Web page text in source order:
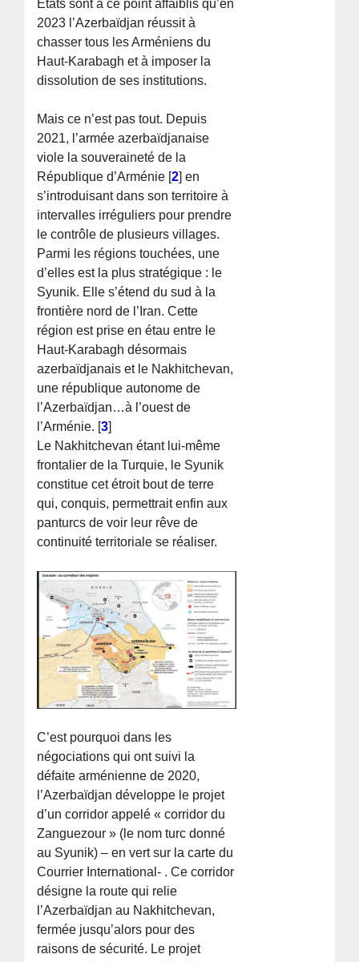
États sont à ce point affaiblis qu’en
2023 l’Azerbaïdjan réussit à
chasser tous les Arméniens du
Haut-Karabagh et à imposer la
dissolution de ses institutions.
Mais ce n’est pas tout. Depuis
2021, l’armée azerbaïdjanaise
viole la souveraineté de la
République d’Arménie [2] en
s’introduisant dans son territoire à
intervalles irréguliers pour prendre
le contrôle de plusieurs villages.
Parmi les régions touchées, une
d’elles est la plus stratégique : le
Syunik. Elle s’étend du sud à la
frontière nord de l’Iran. Cette
région est prise en étau entre le
Haut-Karabagh désormais
azerbaïdjanais et le Nakhitchevan,
une république autonome de
l’Azerbaïdjan…à l’ouest de
l’Arménie. [3]
Le Nakhitchevan étant lui-même
frontalier de la Turquie, le Syunik
constitue cet étroit bout de terre
qui, conquis, permettrait enfin aux
panturcs de voir leur rêve de
continuité territoriale se réaliser.
C’est pourquoi dans les
négociations qui ont suivi la
défaite arménienne de 2020,
l’Azerbaïdjan développe le projet
d’un corridor appelé « corridor du
Zanguezour » (le nom turc donné
au Syunik) – en vert sur la carte du
Courrier International- . Ce corridor
désigne la route qui relie
l’Azerbaïdjan au Nakhitchevan,
fermée jusqu’alors pour des
raisons de sécurité. Le projet